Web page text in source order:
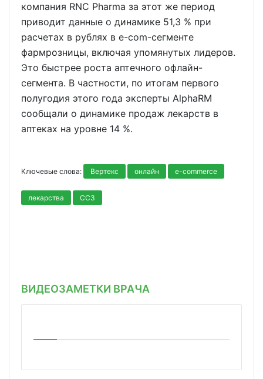
компания RNC Pharma за этот же период
приводит данные о динамике 51,3 % при
расчетах в рублях в e-com-сегменте
фармрозницы, включая упомянутых лидеров.
Это быстрее роста аптечного офлайн-
сегмента. В частности, по итогам первого
полугодия этого года эксперты AlphaRM
сообщали о динамике продаж лекарств в
аптеках на уровне 14 %.
Ключевые слова: Вертекс онлайн e-commerce
лекарства ССЗ
ВИДЕОЗАМЕТКИ ВРАЧА